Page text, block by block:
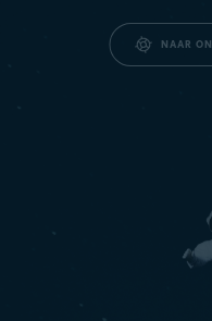
NAAR